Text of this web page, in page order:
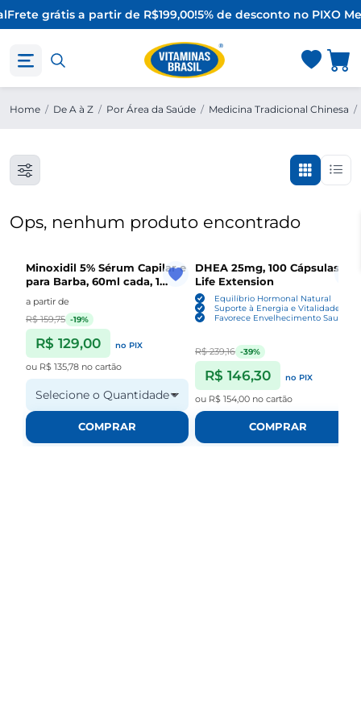
Frete grátis a partir de R$199,00!5% de desconto no PIXO
Home / De A à Z / Por Área da Saúde / Medicina Tradicional Chinesa /
Ops, nenhum produto encontrado
Minoxidil 5% Sérum Capilar e
para Barba, 60ml cada, 1
Sefralls
a partir de
R$ 159,75 -19%
R$ 129,00 no PIX
ou R$ 135,78 no cartão
Selecione o Quantidade
COMPRAR
DHEA 25mg, 100 Cápsulas ,
Life Extension
Equilíbrio Hormonal Natural
Suporte à Energia e Vitalidade
Favorece Envelhecimento Saudável
R$ 239,16 -39%
R$ 146,30 no PIX
ou R$ 154,00 no cartão
COMPRAR